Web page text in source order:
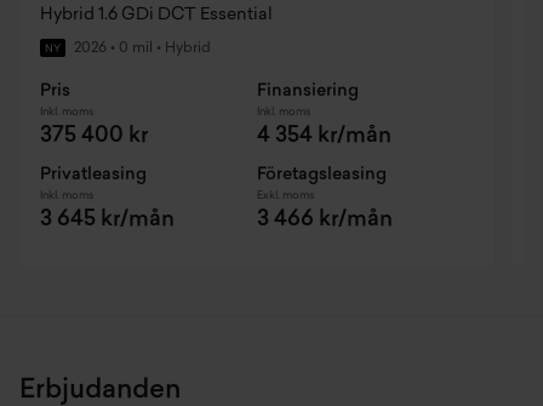
Smart Key
Svankstöd förare (el)
Textilklädsel
Hybrid 1.6 GDi DCT Essential
NY 2026 • 0 mil • Hybrid
Pris
Inkl. moms
375 400 kr
Finansiering
Inkl. moms
4 354 kr/mån
Privatleasing
Inkl. moms
3 645 kr/mån
Företagsleasing
Exkl. moms
3 466 kr/mån
Erbjudanden